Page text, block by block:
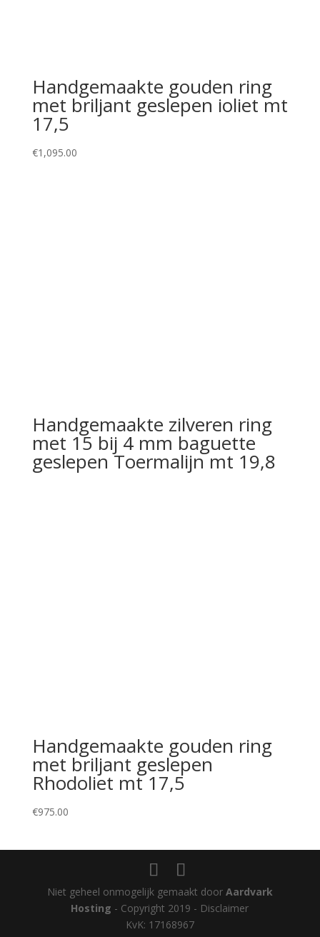
Handgemaakte gouden ring
met briljant geslepen ioliet mt
17,5
€1,095.00
Handgemaakte zilveren ring
met 15 bij 4 mm baguette
geslepen Toermalijn mt 19,8
Handgemaakte gouden ring
met briljant geslepen
Rhodoliet mt 17,5
€975.00
Niet geheel onmogelijk gemaakt door Aardvark
Hosting - Copyright 2019 - Disclaimer
KvK: 17168967